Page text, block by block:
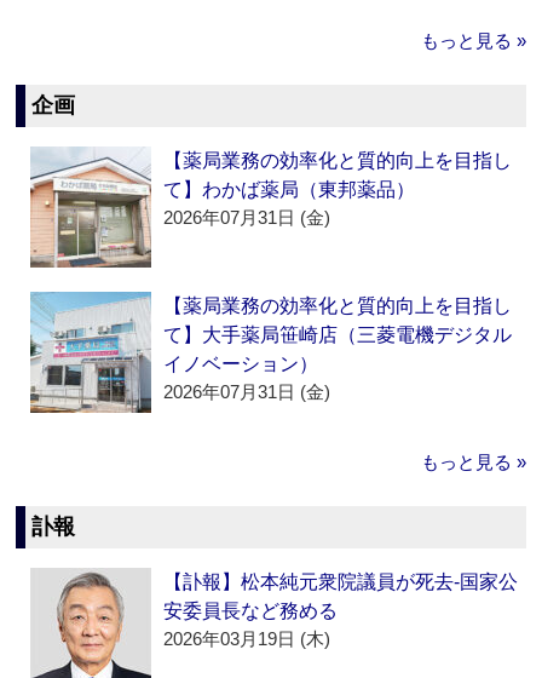
もっと見る »
企画
【薬局業務の効率化と質的向上を目指し
て】わかば薬局（東邦薬品）
2026年07月31日 (金)
【薬局業務の効率化と質的向上を目指し
て】大手薬局笹崎店（三菱電機デジタル
イノベーション）
2026年07月31日 (金)
もっと見る »
訃報
【訃報】松本純元衆院議員が死去‐国家公
安委員長など務める
2026年03月19日 (木)